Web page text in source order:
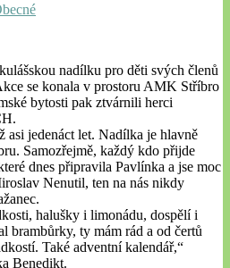
nadílku pro děti svých členů
se konala v prostoru AMK Stříbro
bytosti pak ztvárnili herci
asi jedenáct let. Nadílka je hlavně
Samozřejmě, každý kdo přijde
dnes připravila Pavlínka a jse moc
Nenutil, ten na nás nikdy
halušky i limonádu, dospělí i
brambůrky, ty mám rád a od čertů
Také adventní kalendář,“
Benedikt.